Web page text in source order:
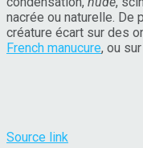
nacrée ou naturelle. De
créature écart sur des
French manucure, ou
Source link